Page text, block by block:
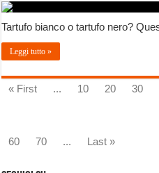
Tartufo bianco o tartufo nero?
Leggi tutto »
« First ... 10 20 30
60
70 ... Last »